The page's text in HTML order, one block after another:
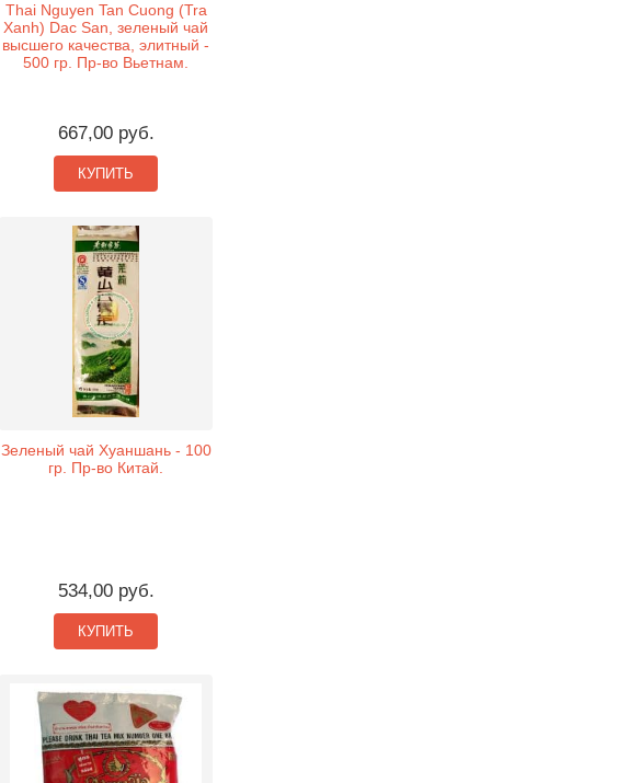
Thai Nguyen Tan Cuong (Tra
Xanh) Dac San, зеленый чай
высшего качества, элитный -
500 гр. Пр-во Вьетнам.
667,00 руб.
КУПИТЬ
Зеленый чай Хуаншань - 100
гр. Пр-во Китай.
534,00 руб.
КУПИТЬ